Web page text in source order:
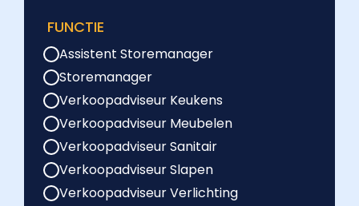
FUNCTIE
Assistent Storemanager
Storemanager
Verkoopadviseur Keukens
Verkoopadviseur Meubelen
Verkoopadviseur Sanitair
Verkoopadviseur Slapen
Verkoopadviseur Verlichting